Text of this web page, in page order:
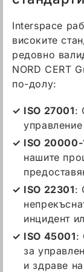
Interspace
високите
редовно
NORD CERT
по-долу:
ISO 27001:
ISO 20000-
нашите
ISO 22301:
инцидент
ISO 45001:
за
и здраве